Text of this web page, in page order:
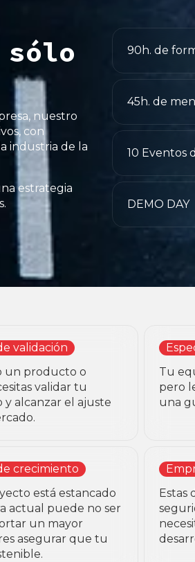
nuestro
con
industria de la
estrategia
90h. de
45h. de
10 Eventos
DEMO DAY
validación
un producto o
validar tu
alcanzar el ajuste
Tu
pero
una
crecimiento
está estancado
actual puede no ser
un mayor
asegurar que tu
Estas